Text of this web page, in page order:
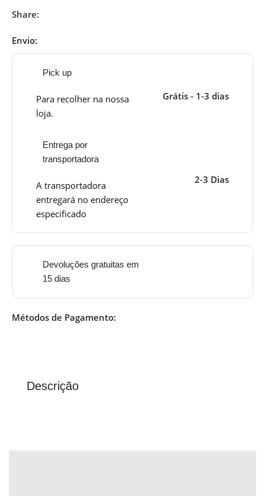
Share:
Envio:
Pick up
Para recolher na nossa
loja.
Grátis - 1-3 dias
Entrega por
transportadora
A transportadora
entregará no endereço
especificado
2-3 Dias
Devoluções gratuitas em
15 dias
Métodos de Pagamento:
Descrição